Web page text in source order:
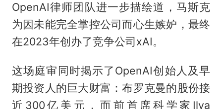
OpenAI律师团队进一步描绘道，马斯克
为因未能完全掌控公司而心生嫉妒，最终
在2023年创办了竞争公司xAI。
这场庭审同时揭示了OpenAI创始人及早
期投资人的巨大财富：布罗克曼的股份接
近300亿美元，而前首席科学家Ilya